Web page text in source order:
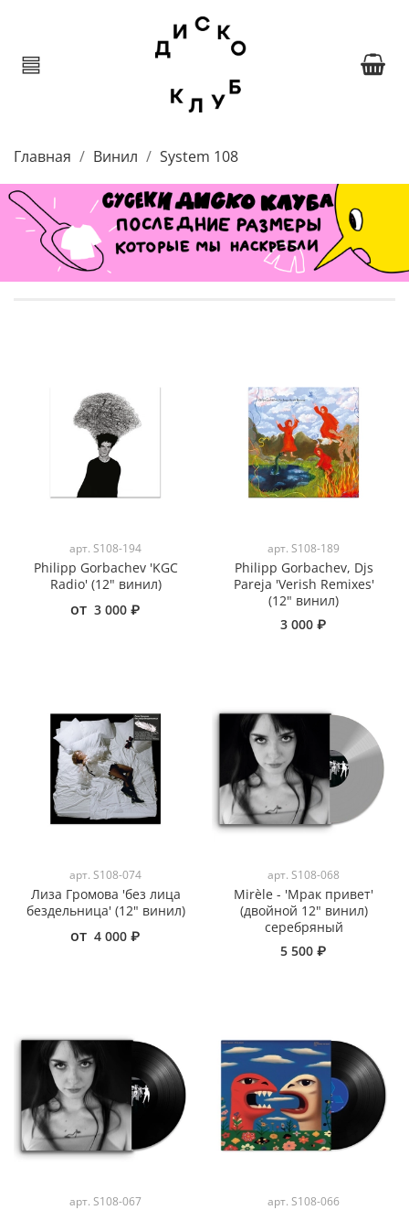
Главная Винил System 108
арт. S108-194
Philipp Gorbachev 'KGC
Radio' (12" винил)
от 3 000 ₽
арт. S108-189
Philipp Gorbachev, Djs
Pareja 'Verish Remixes'
(12" винил)
3 000 ₽
арт. S108-074
Лиза Громова 'без лица
бездельница' (12" винил)
от 4 000 ₽
арт. S108-068
Mirèle - 'Мрак привет'
(двойной 12" винил)
серебряный
5 500 ₽
арт. S108-067 арт. S108-066